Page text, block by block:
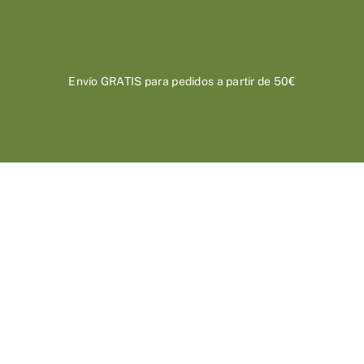
Envío GRATIS para pedidos a partir de 50€